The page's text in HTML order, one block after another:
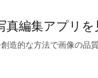
編集アプリを
造的な方法で画像の品